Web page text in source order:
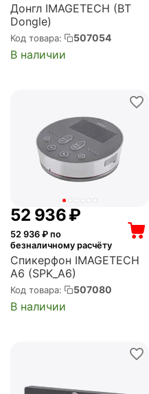
Донгл IMAGETECH (BT
Dongle)
Код товара: 507054
В наличии
52 936₽
52 936 ₽ по
безналичному расчёту
Спикерфон IMAGETECH
A6 (SPK_A6)
Код товара: 507080
В наличии